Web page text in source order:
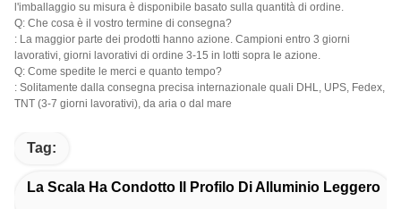
l'imballaggio su misura è disponibile basato sulla quantità di ordine.
Q: Che cosa è il vostro termine di consegna?
: La maggior parte dei prodotti hanno azione. Campioni entro 3 giorni
lavorativi, giorni lavorativi di ordine 3-15 in lotti sopra le azione.
Q: Come spedite le merci e quanto tempo?
: Solitamente dalla consegna precisa internazionale quali DHL, UPS, Fedex,
TNT (3-7 giorni lavorativi), da aria o dal mare
Tag:
La Scala Ha Condotto Il Profilo Di Alluminio Leggero